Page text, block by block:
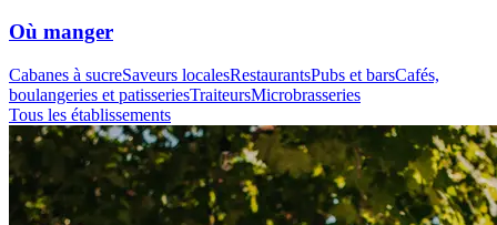
Où manger
Cabanes à sucreSaveurs localesRestaurantsPubs et barsCafés,
boulangeries et patisseriesTraiteursMicrobrasseries
Tous les établissements